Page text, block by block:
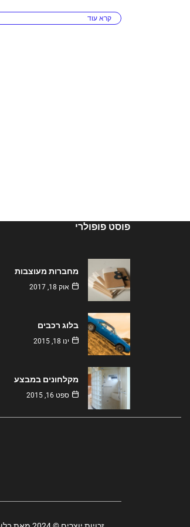
קרא עוד
פוסט פופולרי
מחברות מעוצבות
אוק 18, 2017
בלוג רכבים
ינו 18, 2015
מקלחונים במבצע
ספט 16, 2015